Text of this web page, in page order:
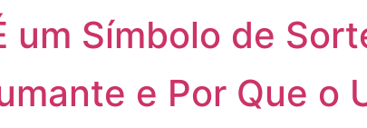
um Símbolo de
e Por Que o